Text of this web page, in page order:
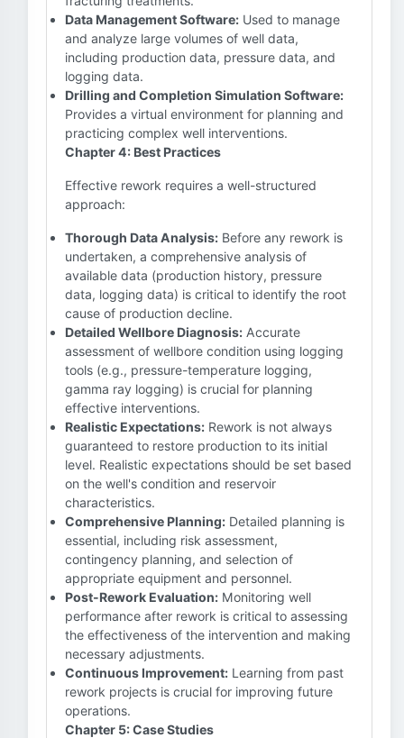
Data Management Software: Used to manage
and analyze large volumes of well data,
including production data, pressure data, and
logging data.
Drilling and Completion Simulation Software:
Provides a virtual environment for planning and
practicing complex well interventions.
Chapter 4: Best Practices
Effective rework requires a well-structured
approach:
Thorough Data Analysis: Before any rework is
undertaken, a comprehensive analysis of
available data (production history, pressure
data, logging data) is critical to identify the root
cause of production decline.
Detailed Wellbore Diagnosis: Accurate
assessment of wellbore condition using logging
tools (e.g., pressure-temperature logging,
gamma ray logging) is crucial for planning
effective interventions.
Realistic Expectations: Rework is not always
guaranteed to restore production to its initial
level. Realistic expectations should be set based
on the well's condition and reservoir
characteristics.
Comprehensive Planning: Detailed planning is
essential, including risk assessment,
contingency planning, and selection of
appropriate equipment and personnel.
Post-Rework Evaluation: Monitoring well
performance after rework is critical to assessing
the effectiveness of the intervention and making
necessary adjustments.
Continuous Improvement: Learning from past
rework projects is crucial for improving future
operations.
Chapter 5: Case Studies